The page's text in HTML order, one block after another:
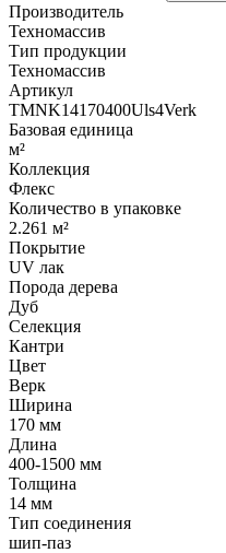
Производитель
Техномассив
Тип продукции
Техномассив
Артикул
TMNK14170400Uls4Verk
Базовая единица
м²
Коллекция
Флекс
Количество в упаковке
2.261 м²
Покрытие
UV лак
Порода дерева
Дуб
Селекция
Кантри
Цвет
Верк
Ширина
170 мм
Длина
400-1500 мм
Толщина
14 мм
Тип соединения
шип-паз